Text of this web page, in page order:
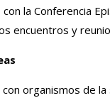
la Conferencia
encuentros y
organismos de